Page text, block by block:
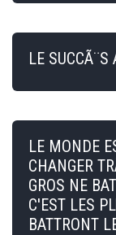
LE SUCCÃ¨S
LE MONDE
CHANGER
GROS NE
C'EST LES
BATTRONT